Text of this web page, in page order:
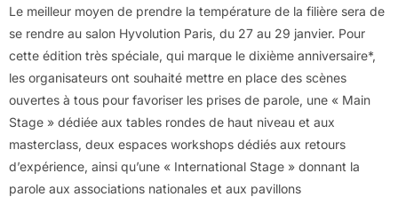
Le meilleur moyen de prendre la température de la filière sera de
se rendre au salon Hyvolution Paris, du 27 au 29 janvier. Pour
cette édition très spéciale, qui marque le dixième anniversaire*,
les organisateurs ont souhaité mettre en place des scènes
ouvertes à tous pour favoriser les prises de parole, une « Main
Stage » dédiée aux tables rondes de haut niveau et aux
masterclass, deux espaces workshops dédiés aux retours
d’expérience, ainsi qu’une « International Stage » donnant la
parole aux associations nationales et aux pavillons